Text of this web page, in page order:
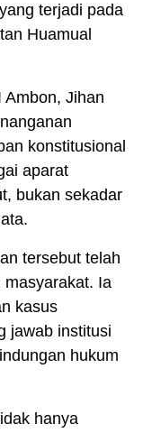
terjadi pada
Huamual
Ambon, Jihan
konstitusional
aparat
bukan sekadar
tersebut telah
masyarakat. Ia
kasus
jawab institusi
hukum
hanya